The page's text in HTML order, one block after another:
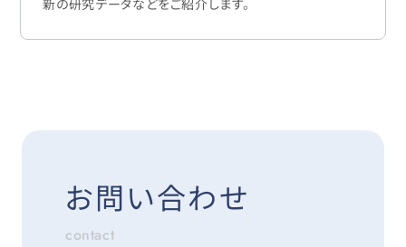
新の研究データなどをご紹介します。
お問い合わせ
contact